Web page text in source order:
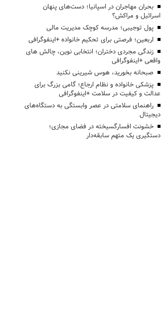
بحران مهاجران در اسپانیا؛ دست‌های پنهان
اسرائیل و مراکش؟
پول توجیبی؛ مدرسه کوچک مدیریت مالی
اربعین؛ فرصتی برای تحکیم خانواده +اینفوگرافی
زندگی مجردی دختران؛ انتخابی نوین، چالش های
واقعی +اینفوگرافی
صبحانه بخورید، هوس شیرینی نکنید
پزشکی خانواده و نظام ارجاع؛ گامی بزرگ برای
عدالت و کیفیت در سلامت +اینفوگرافی
راهنمای سلامتی در عصر وابستگی به دستگاه‌های
دیجیتال
خشونت افسارگسیخته در فضای مجازی؛
دستگیری یک متهم سابقه‌دار